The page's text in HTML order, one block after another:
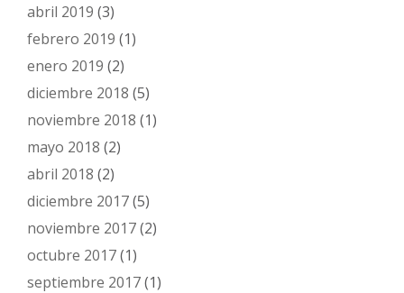
abril 2019 (3)
febrero 2019 (1)
enero 2019 (2)
diciembre 2018 (5)
noviembre 2018 (1)
mayo 2018 (2)
abril 2018 (2)
diciembre 2017(5)
noviembre 2017(2)
octubre 2017(1)
septiembre 2017(1)